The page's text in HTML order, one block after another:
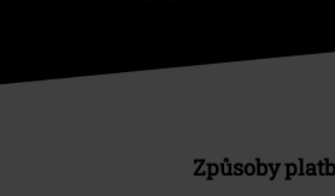
Způsoby platby